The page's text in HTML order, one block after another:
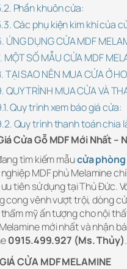
Phần khuôn cửa:
Các phụ kiện kim khí của
ỨNG DỤNG CỬA MDF
MỘT SỐ MẪU CỬA MDF
TẠI SAO NÊN MUA CỬA Ở
QUY TRÌNH MUA CỬA VÀ
Quy trình xem báo giá cửa:
Quy trình thanh toán chia
Cửa Gỗ MDF Mới Nhất –
tìm kiếm mẫucửa
MDF phủ Melamine
tiên sử dụng tại Thủ Đức.
cong vênh vượt trội, dòng
mỹ ấn tượng cho nội
mới nhất và nhận
0915.499.927 (Ms. Thủy).
CỬA MDF MELAMINE